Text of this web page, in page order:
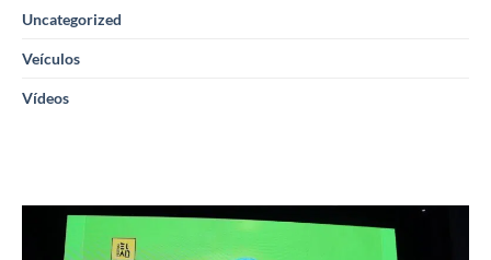
Uncategorized
Veículos
Vídeos